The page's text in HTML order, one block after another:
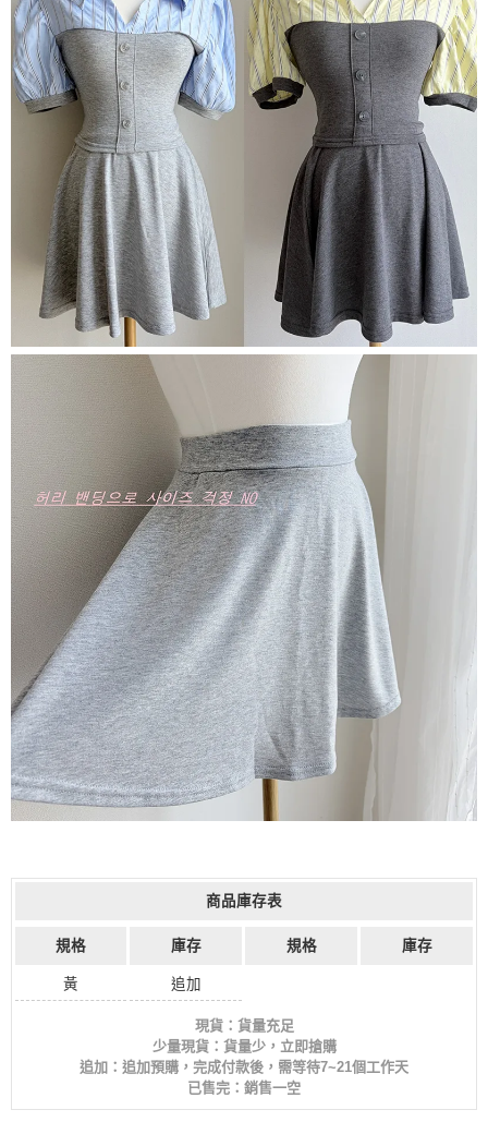
商品庫存表
規格 庫存 規格 庫存
黃 追加
現貨：貨量充足
少量現貨：貨量少，立即搶購
追加：追加預購，完成付款後，需等待7~21個工作天
已售完：銷售一空